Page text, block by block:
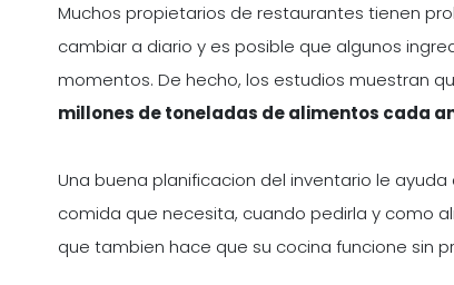
Muchos propietarios de restaurantes tienen
cambiar a diario y es posible que algunos
momentos. De hecho, los estudios muestran
millones de toneladas de alimentos cada
Una buena planificacion del inventario le
comida que necesita, cuando pedirla y como
que tambien hace que su cocina funcione sin